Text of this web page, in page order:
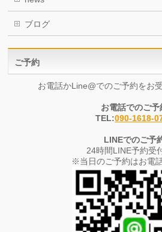
ブログ
ご予約
お電話かLine@でのご予約をお
お電話でのご予
TEL:090-1618-
LINEでのご予
24時間LINE予約受
※当日のご予約はお電